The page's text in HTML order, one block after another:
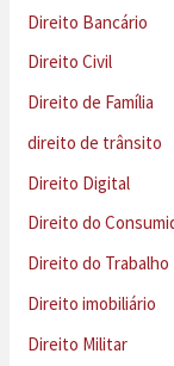
Direito Bancário
Direito Civil
Direito de Família
direito de trânsito
Direito Digital
Direito do
Direito do Trabalho
Direito imobiliário
Direito Militar